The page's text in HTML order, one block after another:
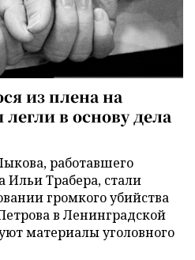
из плена на
в основу дела
работавшего
Трабера, стали
громкого убийства
в Ленинградской
материалы уголовного